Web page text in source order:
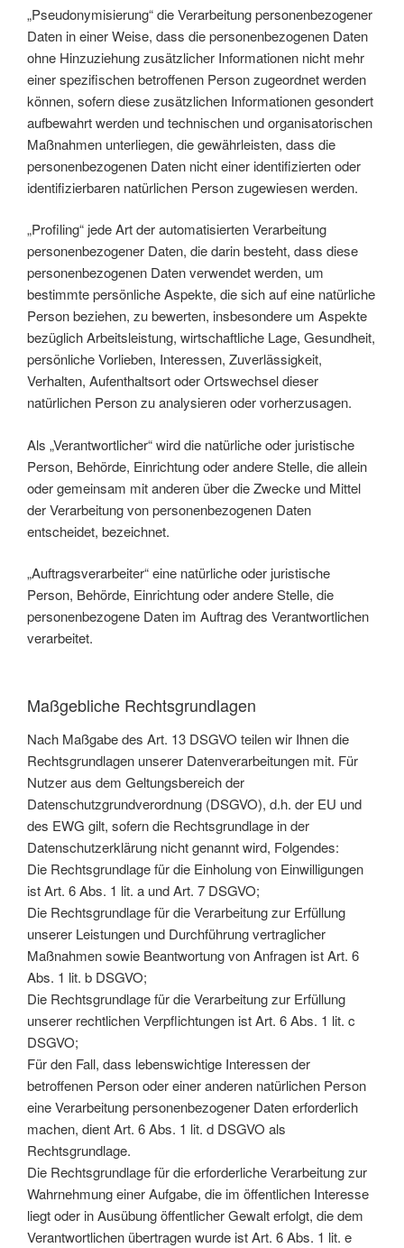
„Pseudonymisierung“ die Verarbeitung personenbezogener
Daten in einer Weise, dass die personenbezogenen Daten
ohne Hinzuziehung zusätzlicher Informationen nicht mehr
einer spezifischen betroffenen Person zugeordnet werden
können, sofern diese zusätzlichen Informationen gesondert
aufbewahrt werden und technischen und organisatorischen
Maßnahmen unterliegen, die gewährleisten, dass die
personenbezogenen Daten nicht einer identifizierten oder
identifizierbaren natürlichen Person zugewiesen werden.
„Profiling“ jede Art der automatisierten Verarbeitung
personenbezogener Daten, die darin besteht, dass diese
personenbezogenen Daten verwendet werden, um
bestimmte persönliche Aspekte, die sich auf eine natürliche
Person beziehen, zu bewerten, insbesondere um Aspekte
bezüglich Arbeitsleistung, wirtschaftliche Lage, Gesundheit,
persönliche Vorlieben, Interessen, Zuverlässigkeit,
Verhalten, Aufenthaltsort oder Ortswechsel dieser
natürlichen Person zu analysieren oder vorherzusagen.
Als „Verantwortlicher“ wird die natürliche oder juristische
Person, Behörde, Einrichtung oder andere Stelle, die allein
oder gemeinsam mit anderen über die Zwecke und Mittel
der Verarbeitung von personenbezogenen Daten
entscheidet, bezeichnet.
„Auftragsverarbeiter“ eine natürliche oder juristische
Person, Behörde, Einrichtung oder andere Stelle, die
personenbezogene Daten im Auftrag des Verantwortlichen
verarbeitet.
Maßgebliche Rechtsgrundlagen
Nach Maßgabe des Art. 13 DSGVO teilen wir Ihnen die
Rechtsgrundlagen unserer Datenverarbeitungen mit. Für
Nutzer aus dem Geltungsbereich der
Datenschutzgrundverordnung (DSGVO), d.h. der EU und
des EWG gilt, sofern die Rechtsgrundlage in der
Datenschutzerklärung nicht genannt wird, Folgendes:
Die Rechtsgrundlage für die Einholung von Einwilligungen
ist Art. 6 Abs. 1 lit. a und Art. 7 DSGVO;
Die Rechtsgrundlage für die Verarbeitung zur Erfüllung
unserer Leistungen und Durchführung vertraglicher
Maßnahmen sowie Beantwortung von Anfragen ist Art. 6
Abs. 1 lit. b DSGVO;
Die Rechtsgrundlage für die Verarbeitung zur Erfüllung
unserer rechtlichen Verpflichtungen ist Art. 6 Abs. 1 lit. c
DSGVO;
Für den Fall, dass lebenswichtige Interessen der
betroffenen Person oder einer anderen natürlichen Person
eine Verarbeitung personenbezogener Daten erforderlich
machen, dient Art. 6 Abs. 1 lit. d DSGVO als
Rechtsgrundlage.
Die Rechtsgrundlage für die erforderliche Verarbeitung zur
Wahrnehmung einer Aufgabe, die im öffentlichen Interesse
liegt oder in Ausübung öffentlicher Gewalt erfolgt, die dem
Verantwortlichen übertragen wurde ist Art. 6 Abs. 1 lit. e